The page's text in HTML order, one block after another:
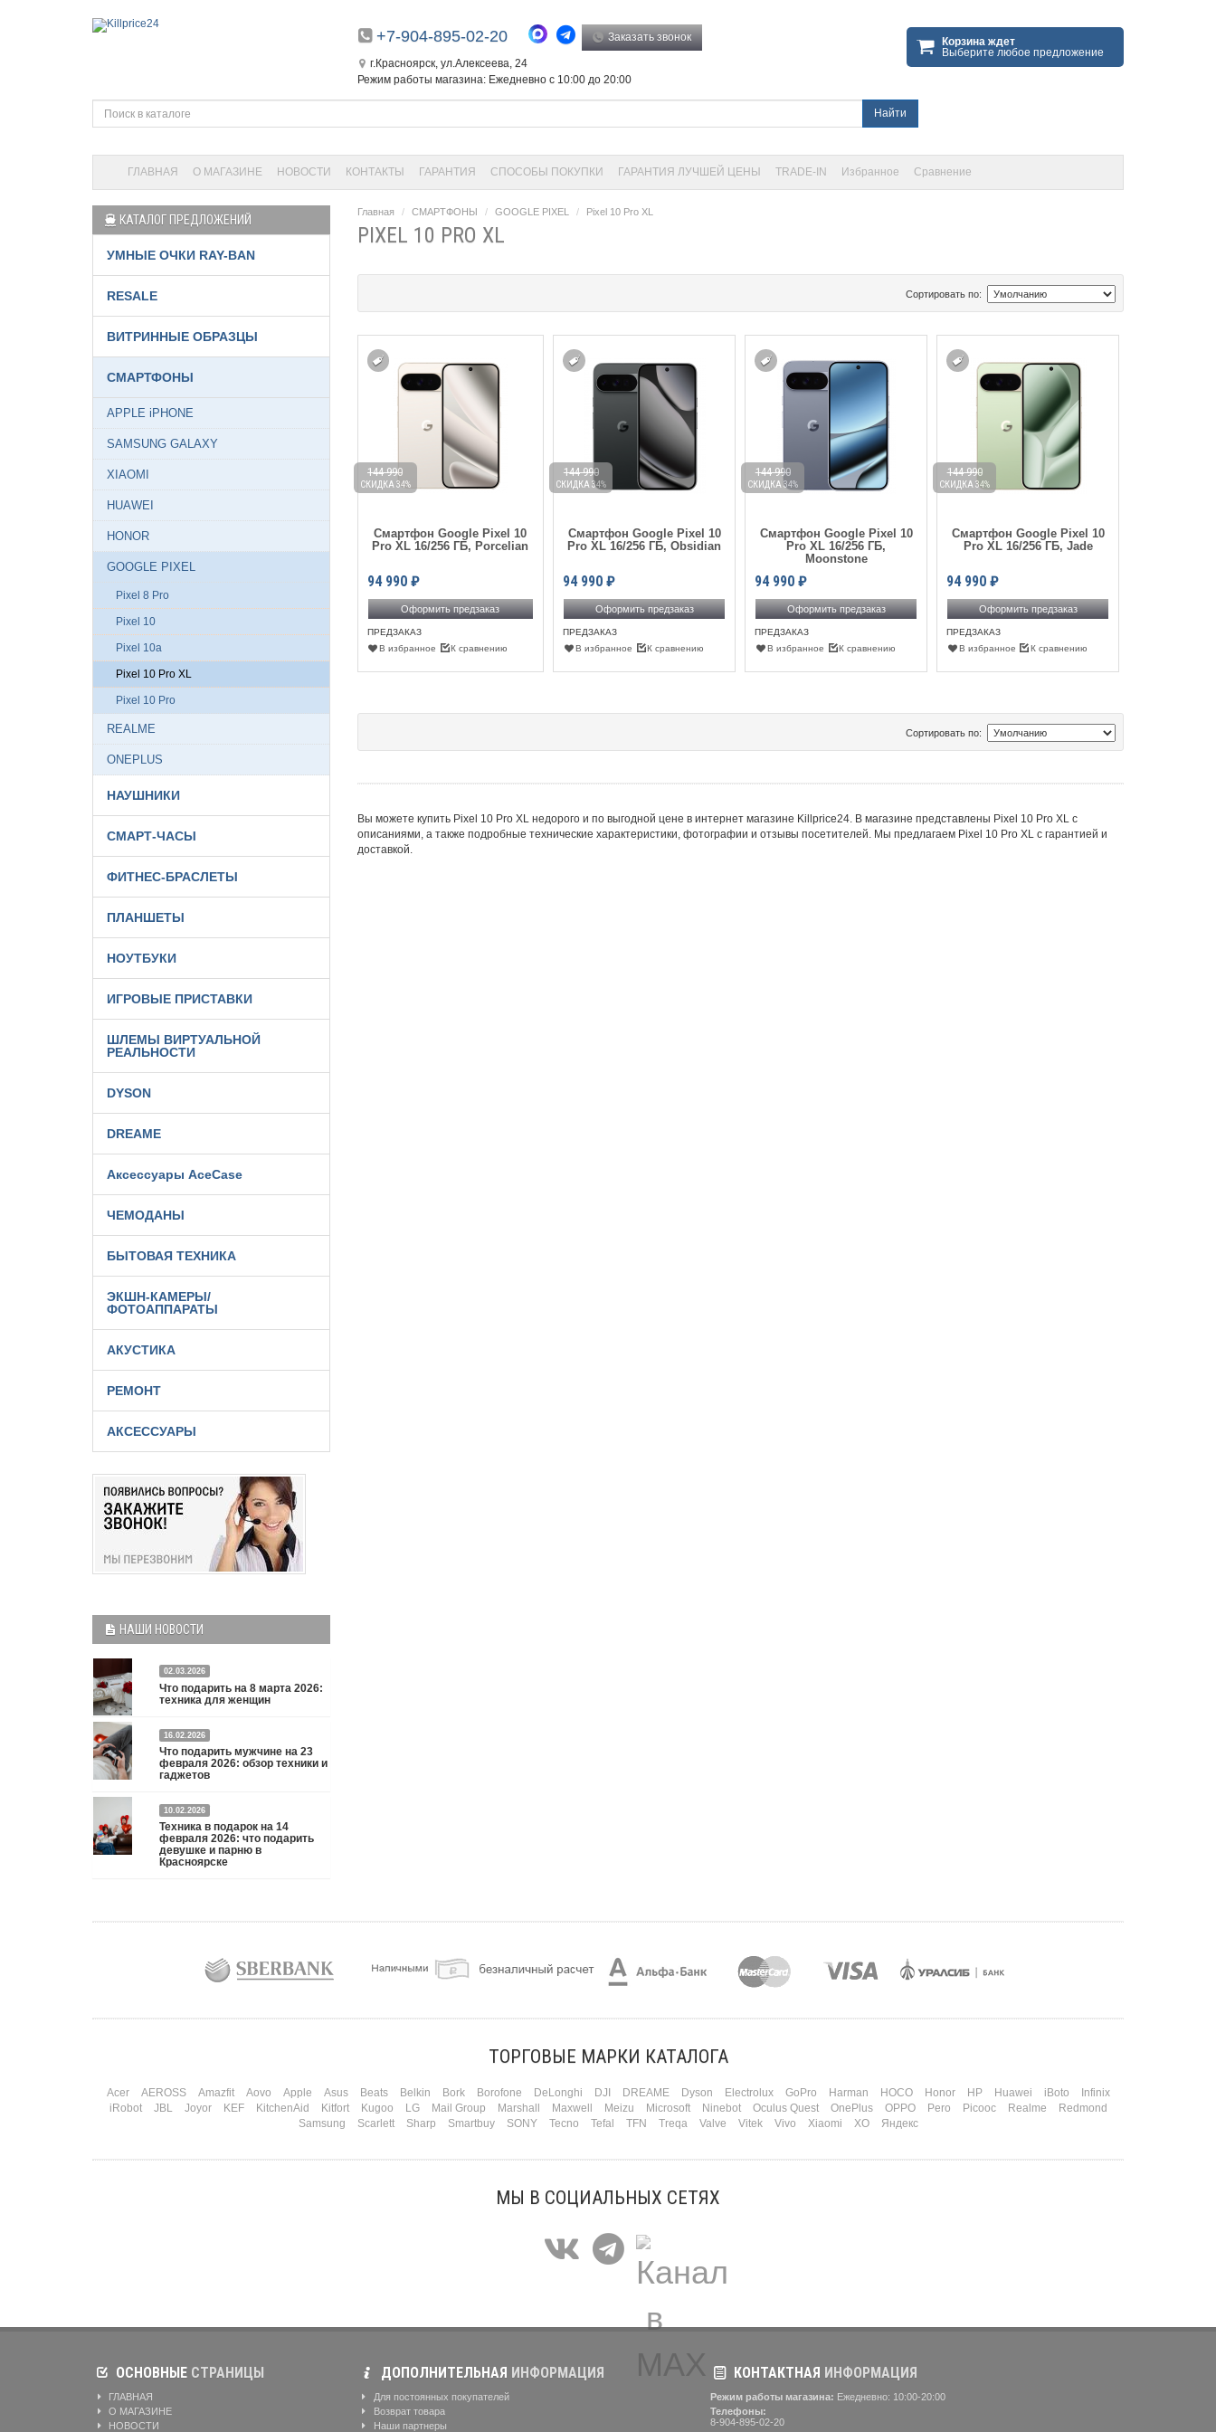
+7-904-895-02-20 Заказать звонок
г.Красноярск, ул.Алексеева, 24
Режим работы магазина: Ежедневно с 10:00 до 20:00
Корзина ждет
Выберите любое предложение
Найти
ГЛАВНАЯ О МАГАЗИНЕ НОВОСТИ КОНТАКТЫ ГАРАНТИЯ СПОСОБЫ ПОКУПКИ ГАРАНТИЯ ЛУЧШЕЙ ЦЕНЫ TRADE-IN Избранное Сравнение
Главная СМАРТФОНЫ GOOGLE PIXEL Pixel 10 Pro XL
PIXEL 10 PRO XL
Сортировать по:
Смартфон Google Pixel 10
Pro XL 16/256 ГБ, Porcelian
94 990 ₽
144 990
СКИДКА 34%
Оформить предзаказ
ПРЕДЗАКАЗ
В избранное
К сравнению
Смартфон Google Pixel 10
Pro XL 16/256 ГБ, Obsidian
94 990 ₽
144 990
СКИДКА 34%
Оформить предзаказ
ПРЕДЗАКАЗ
В избранное
К сравнению
Смартфон Google Pixel 10
Pro XL 16/256 ГБ,
Moonstone
94 990 ₽
144 990
СКИДКА 34%
Оформить предзаказ
ПРЕДЗАКАЗ
В избранное
К сравнению
Смартфон Google Pixel 10
Pro XL 16/256 ГБ, Jade
94 990 ₽
144 990
СКИДКА 34%
Оформить предзаказ
ПРЕДЗАКАЗ
В избранное
К сравнению
Сортировать по:
Вы можете купить Pixel 10 Pro XL недорого и по выгодной цене в интернет магазине Killprice24. В магазине представлены Pixel 10 Pro XL с
описаниями, а также подробные технические характеристики, фотографии и отзывы посетителей. Мы предлагаем Pixel 10 Pro XL с гарантией и
доставкой.
КАТАЛОГ ПРЕДЛОЖЕНИЙ
УМНЫЕ ОЧКИ RAY-BAN
RESALE
ВИТРИННЫЕ ОБРАЗЦЫ
СМАРТФОНЫ
APPLE iPHONE
SAMSUNG GALAXY
XIAOMI
HUAWEI
HONOR
GOOGLE PIXEL
Pixel 8 Pro
Pixel 10
Pixel 10a
Pixel 10 Pro XL
Pixel 10 Pro
REALME
ONEPLUS
НАУШНИКИ
СМАРТ-ЧАСЫ
ФИТНЕС-БРАСЛЕТЫ
ПЛАНШЕТЫ
НОУТБУКИ
ИГРОВЫЕ ПРИСТАВКИ
ШЛЕМЫ ВИРТУАЛЬНОЙ
РЕАЛЬНОСТИ
DYSON
DREAME
Аксессуары AceCase
ЧЕМОДАНЫ
БЫТОВАЯ ТЕХНИКА
ЭКШН-КАМЕРЫ/
ФОТОАППАРАТЫ
АКУСТИКА
РЕМОНТ
АКСЕССУАРЫ
НАШИ НОВОСТИ
02.03.2026
Что подарить на 8 марта 2026:
техника для женщин
Что подарить на 8 марта 2026: техника для
женщин
Подробнее
16.02.2026
Что подарить мужчине на 23
февраля 2026: обзор техники и
гаджетов
Двадцать третье февраля — праздник, на который
мужчины делают вид, что им все равно. А потом
три дня рассказывают коллегам, какую колонку /
приставку / камеру им подарили. Не верьте
словам — верьте глазам, которые загораются при
10.02.2026
Техника в подарок на 14
февраля 2026: что подарить
девушке и парню в
Красноярске
коллеги скидываются «на что-нибудь мужское» к
самый коварный: дарить нужно обоим, а
промахнуться нельзя ни с одним
ТОРГОВЫЕ МАРКИ КАТАЛОГА
Acer AEROSS Amazfit Aovo Apple Asus Beats Belkin Bork Borofone DeLonghi DJI DREAME Dyson Electrolux GoPro Harman HOCO Honor HP Huawei iBoto
Infinix
iRobot
JBL Joyor KEF KitchenAid Kitfort Kugoo LG Mail Group Marshall Maxwell Meizu Microsoft Ninebot Oculus Quest OnePlus OPPO Pero Picooc Realme
Redmond
Samsung
Scarlett Sharp Smartbuy SONY Tecno Tefal TFN Treqa Valve Vitek Vivo Xiaomi XO Яндекс
МЫ В СОЦИАЛЬНЫХ СЕТЯХ
ОСНОВНЫЕ СТРАНИЦЫ
ГЛАВНАЯ
О МАГАЗИНЕ
НОВОСТИ
ДОПОЛНИТЕЛЬНАЯ ИНФОРМАЦИЯ
Для постоянных покупателей
Возврат товара
Наши партнеры
КОНТАКТНАЯ ИНФОРМАЦИЯ
Режим работы магазина: Ежедневно: 10:00-20:00
Телефоны:
8-904-895-02-20